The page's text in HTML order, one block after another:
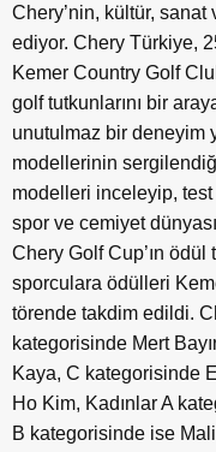
Chery’nin, kültür,
ediyor. Chery Türkiye,
Kemer Country Golf
golf tutkunlarını bir
unutulmaz bir deneyim
modellerinin
modelleri inceleyip, test
spor ve cemiyet
Chery Golf Cup’ın
sporculara ödülleri
törende takdim edildi.
kategorisinde Mert
Kaya, C kategorisinde
Ho Kim, Kadınlar A
B kategorisinde ise